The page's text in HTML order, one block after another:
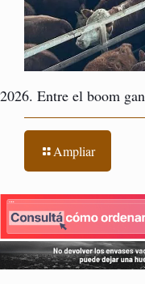
2026. Entre el boom
Ampliar